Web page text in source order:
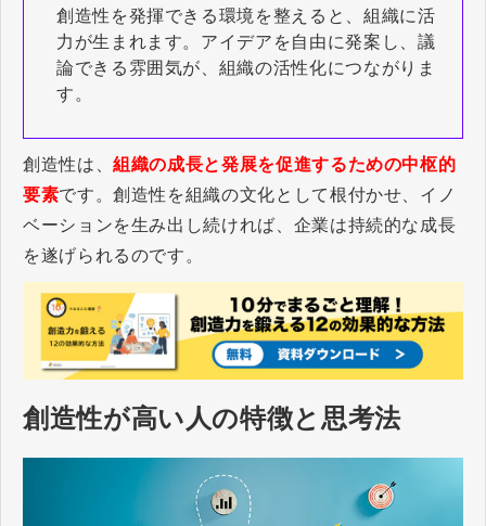
創造性を発揮できる環境を整えると、組織に活
力が生まれます。アイデアを自由に発案し、議
論できる雰囲気が、組織の活性化につながりま
す。
創造性は、組織の成長と発展を促進するための中枢的
要素です。創造性を組織の文化として根付かせ、イノ
ベーションを生み出し続ければ、企業は持続的な成長
を遂げられるのです。
創造性が高い人の特徴と思考法